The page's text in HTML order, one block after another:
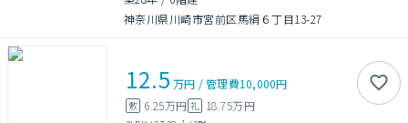
神奈川県川崎市宮前区馬絹６丁目13-27
12.5 万円 /管理費10,000円
敷 6.25万円 礼 18.75万円